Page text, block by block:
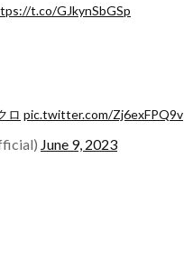
t.co/GJkynSbGSp
ロ pic.twitter.com/Zj6exFPQ9v
June 9, 2023